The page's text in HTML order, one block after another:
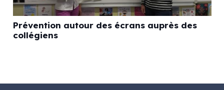
Prévention autour des écrans auprès des
collégiens